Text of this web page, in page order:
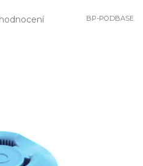
BP-PODBASE